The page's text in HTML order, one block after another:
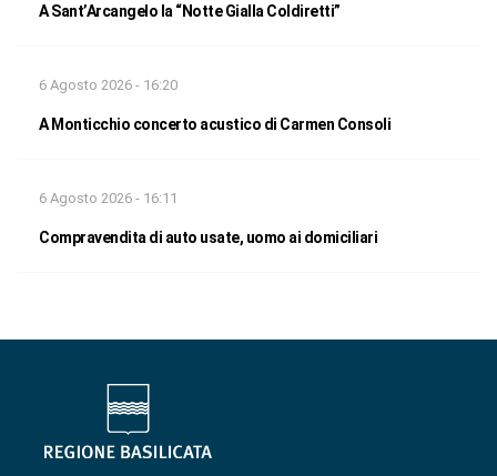
A Sant’Arcangelo la “Notte Gialla Coldiretti”
6 Agosto 2026 - 16:20
A Monticchio concerto acustico di Carmen Consoli
6 Agosto 2026 - 16:11
Compravendita di auto usate, uomo ai domiciliari